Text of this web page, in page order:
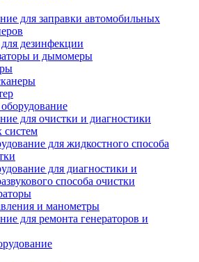
для заправки автомобильных
дезинфекции
и дымомеры
для очистки и диагностики
систем
для жидкостного способа
для диагностики и
способа очистки
и манометры
для ремонта генераторов и